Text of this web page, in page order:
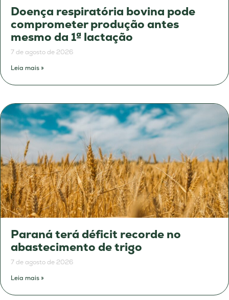
Doença respiratória bovina pode
comprometer produção antes
mesmo da 1ª lactação
7 de agosto de 2026
Leia mais »
Paraná terá déficit recorde no
abastecimento de trigo
7 de agosto de 2026
Leia mais »